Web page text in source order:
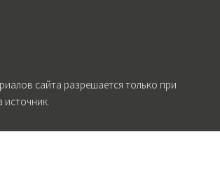
сайта разрешается только при
источник.